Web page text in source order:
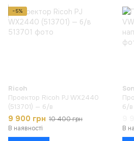
−5%
Ricoh
Проектор Ricoh PJ WX2440
(513701) — б/в
9 900 грн 10 400 грн
В наявності
б/в
В